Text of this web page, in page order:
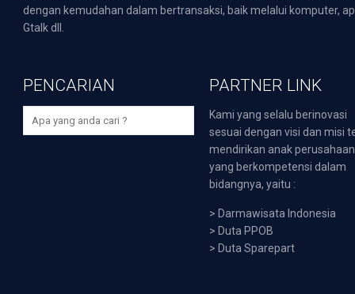
dengan kemudahan dalam bertransaksi, baik melalui komputer,
Gtalk dll.
PENCARIAN PARTNER LINK
Kami yang selalu berinovasi
sesuai dengan visi dan misi
mendirikan anak perusahaan
yang berkompetensi dalam
bidangnya, yaitu :
> Darmawisata Indonesia
> Duta PPOB
> Duta Sparepart